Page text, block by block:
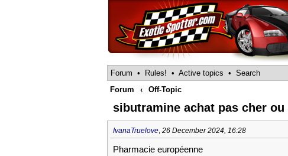
Forum • Rules! • Active topics • Search
Forum
‹ Off-Topic
sibutramine achat pas cher
IvanaTruelove, 26 December 2024, 16:28
Pharmacie européenne